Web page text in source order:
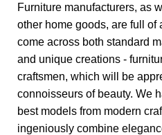
Furniture manufacturers, as
other home goods, are full of
come across both standard
and unique creations -
craftsmen, which will be
connoisseurs of beauty. We
best models from modern
ingeniously combine